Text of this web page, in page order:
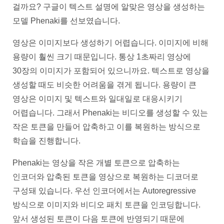
걸까요? 구글이 텍스트 설명에 알맞은 영상을 생성하는
모델 Phenaki를 선보였습니다.
영상은 이미지보다 생성하기 어렵습니다. 이미지에 비해
용량이 훨씬 크기 때문입니다. 통상 1초짜리 영상에
30장의 이미지가 포함되어 있으니까요. 텍스트로 영상을
생성할 때도 비슷한 어려움을 겪게 됩니다. 용량이 큰
영상은 이미지 및 텍스트와 일대일로 대응시키기
어렵습니다. 그래서 Phenaki는 비디오를 생성할 수 있는
작은 토큰을 만들어 압축하고 이를 복원하는 방식으로
학습을 진행합니다.
Phenaki는 영상을 작은 개별 토큰으로 압축하는
인코더와 압축된 토큰을 영상으로 복원하는 디코더로
구성돼 있습니다. 우선 인코더에서는 Autoregressive
방식으로 이미지와 비디오 패치 토큰을 인코딩합니다.
앞서 생성된 토큰이 다음 토큰에 반영되기 때문에